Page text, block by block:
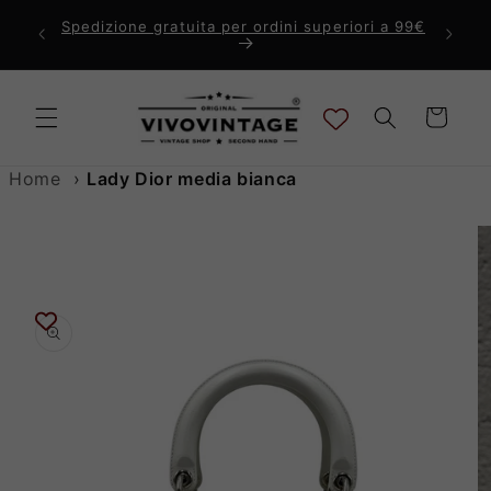
direttamente
ai contenuti
Spedizione gratuita per ordini superiori a 99€ Ti
Carrello
Home › Lady Dior media bianca